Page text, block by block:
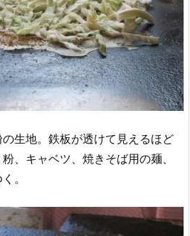
生地。鉄板が透けて見えるほど
、キャベツ、焼きそば用の麺、
。